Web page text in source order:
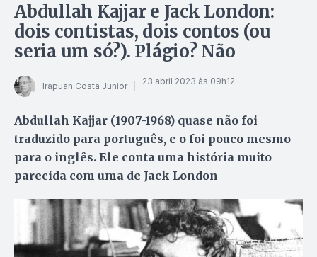
Abdullah Kajjar e Jack London:
dois contistas, dois contos (ou
seria um só?). Plágio? Não
Irapuan Costa Junior 23 abril 2023 às 09h12
Abdullah Kajjar (1907-1968) quase não foi
traduzido para português, e o foi pouco mesmo
para o inglês. Ele conta uma história muito
parecida com uma de Jack London